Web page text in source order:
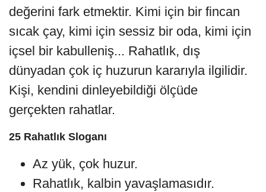
değerini fark etmektir. Kimi için bir fincan
sıcak çay, kimi için sessiz bir oda, kimi için
içsel bir kabulleniş... Rahatlık, dış
dünyadan çok iç huzurun kararıyla ilgilidir.
Kişi, kendini dinleyebildiği ölçüde
gerçekten rahatlar.
25 Rahatlık Sloganı
Az yük, çok huzur.
Rahatlık, kalbin yavaşlamasıdır.